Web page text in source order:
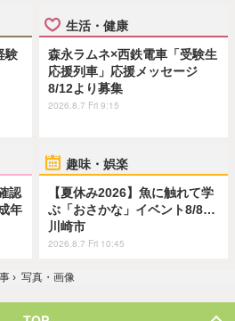
験
生活・健康
森永ラムネ×西鉄電車「受験生
応援列車」応援メッセージ
8/12より募集
2026.8.7 Fri 9:15
認
年
趣味・娯楽
【夏休み2026】魚に触れて学
ぶ「おさかな」イベント8/8…
川崎市
2026.8.7 Fri 10:45
› 写真・画像